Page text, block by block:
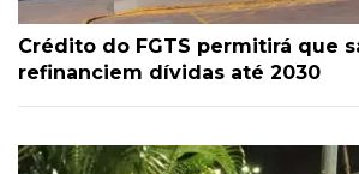
Crédito do FGTS permitirá que
refinanciem dívidas até 2030